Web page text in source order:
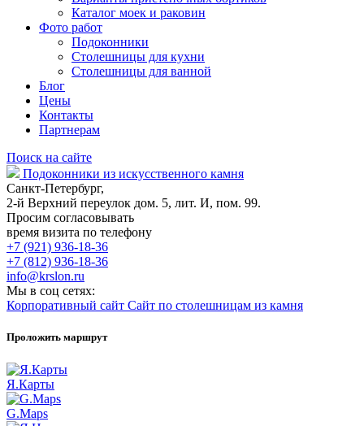
Каталог моек и раковин
Фото работ
Подоконники
Столешницы для кухни
Столешницы для ванной
Блог
Цены
Контакты
Партнерам
Поиск на сайте
Подоконники из искусственного камня
Санкт-Петербург,
2-й Верхний переулок дом. 5, лит. И, пом. 99.
Просим согласовывать
время визита по телефону
+7 (921) 936-18-36
+7 (812) 936-18-36
info@krslon.ru
Мы в соц сетях:
Корпоративный сайт Сайт по столешницам из камня
Проложить маршрут
Я.Карты
G.Maps